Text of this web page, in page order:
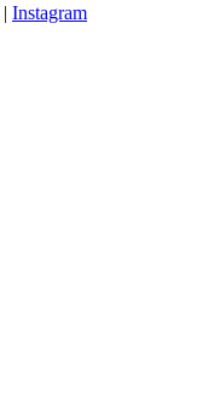
| Instagram